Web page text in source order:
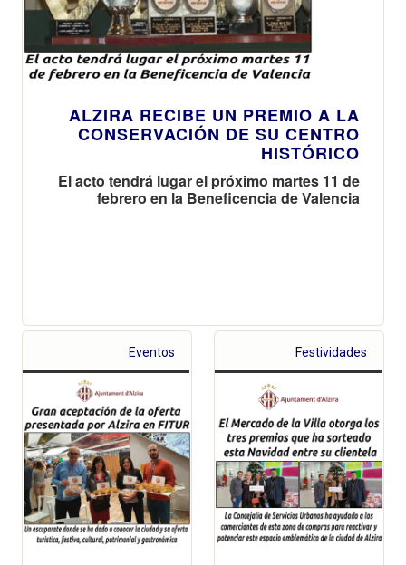
ALZIRA RECIBE UN PREMIO A LA
CONSERVACIÓN DE SU CENTRO
HISTÓRICO
El acto tendrá lugar el próximo martes 11 de
febrero en la Beneficencia de Valencia
Eventos Festividades